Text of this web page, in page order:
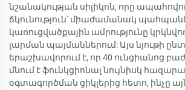
նշանակության սիլիկոն, որը
ճկունություն՝ միաժամանակ
կառուցվածքային ամրությունը
լարման պայմաններում: Այս նյութի
երաշխավորում է, որ 40 ունցիանոց
մնում է ֆունկցիոնալ նույնիսկ
օգտագործման ցիկլերից հետո, ինչը